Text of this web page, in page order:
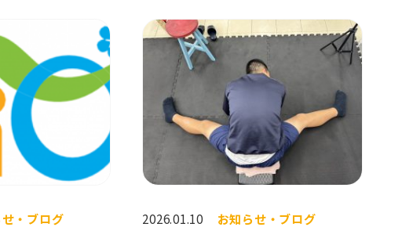
・ブログ 2026.01.10 お知らせ・ブログ